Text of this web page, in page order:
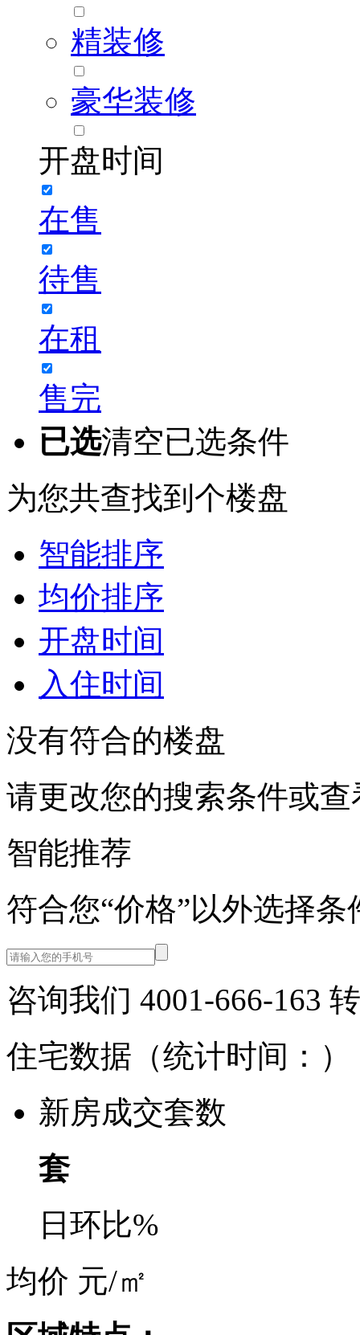
精装修
豪华装修
开盘时间
在售
待售
在租
售完
已选清空已选条件
为您共查找到 个楼盘
智能排序
均价排序
开盘时间
入住时间
没有符合的楼盘
请更改您的搜索条件或查
智能推荐
符合您“价格”以外选择条
咨询我们 4001-666-163 转
住宅数据 （统计时间： ）
新房成交套数
套
日环比%
均价 元/㎡